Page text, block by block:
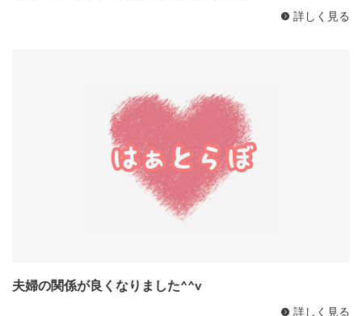
詳しく見る
夫婦の関係が良くなりました^^v
詳しく見る